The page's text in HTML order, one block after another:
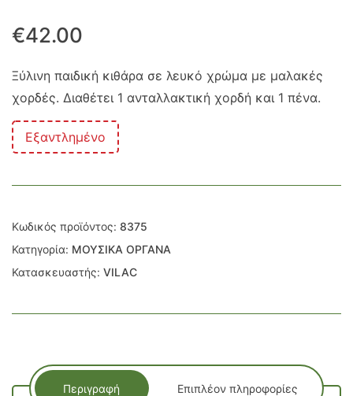
€42.00
Ξύλινη παιδική κιθάρα σε λευκό χρώμα με μαλακές
χορδές. Διαθέτει 1 ανταλλακτική χορδή και 1 πένα.
Εξαντλημένο
Κωδικός προϊόντος: 8375
Κατηγορία: ΜΟΥΣΙΚΑ ΟΡΓΑΝΑ
Κατασκευαστής: VILAC
Περιγραφή Επιπλέον πληροφορίες